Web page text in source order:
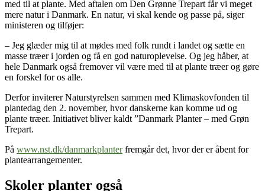
med til at plante. Med aftalen om Den Grønne Trepart får vi meget
mere natur i Danmark. En natur, vi skal kende og passe på, siger
ministeren og tilføjer:
– Jeg glæder mig til at mødes med folk rundt i landet og sætte en
masse træer i jorden og få en god naturoplevelse. Og jeg håber, at
hele Danmark også fremover vil være med til at plante træer og gøre
en forskel for os alle.
Derfor inviterer Naturstyrelsen sammen med Klimaskovfonden til
plantedag den 2. november, hvor danskerne kan komme ud og
plante træer. Initiativet bliver kaldt ”Danmark Planter – med Grøn
Trepart.
På www.nst.dk/danmarkplanterfremgår det, hvor der er åbent for
plantearrangementer.
Skoler planter også